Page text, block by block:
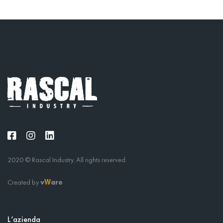
2020 © Rascal Industry. All rights reserved.
Created byvWare
L’azienda